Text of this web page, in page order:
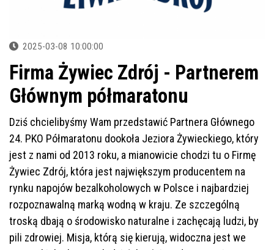
2025-03-08 10:00:00
Firma Żywiec Zdrój - Partnerem
Głównym półmaratonu
Dziś chcielibyśmy Wam przedstawić Partnera Głównego
24. PKO Półmaratonu dookoła Jeziora Żywieckiego, który
jest z nami od 2013 roku, a mianowicie chodzi tu o Firmę
Żywiec Zdrój, która jest największym producentem na
rynku napojów bezalkoholowych w Polsce i najbardziej
rozpoznawalną marką wodną w kraju. Ze szczególną
troską dbają o środowisko naturalne i zachęcają ludzi, by
pili zdrowiej. Misja, którą się kierują, widoczna jest we